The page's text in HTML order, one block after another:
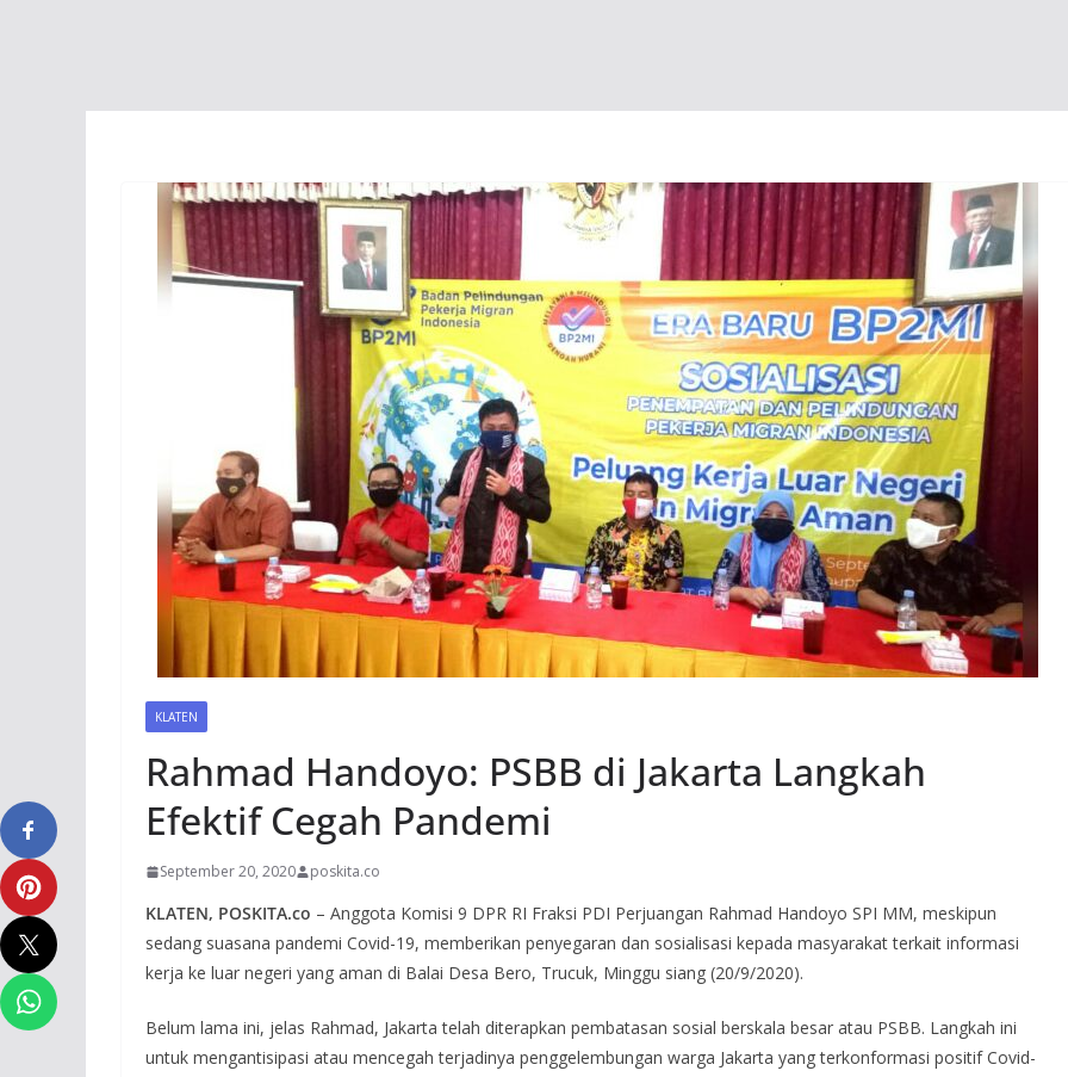
KLATEN
Rahmad Handoyo: PSBB di Jakarta Langkah
Efektif Cegah Pandemi
September 20, 2020 poskita.co
KLATEN, POSKITA.co – Anggota Komisi 9 DPR RI Fraksi PDI Perjuangan Rahmad Handoyo SPI MM, meskipun
sedang suasana pandemi Covid-19, memberikan penyegaran dan sosialisasi kepada masyarakat terkait informasi
kerja ke luar negeri yang aman di Balai Desa Bero, Trucuk, Minggu siang (20/9/2020).
Belum lama ini, jelas Rahmad, Jakarta telah diterapkan pembatasan sosial berskala besar atau PSBB. Langkah ini
untuk mengantisipasi atau mencegah terjadinya penggelembungan warga Jakarta yang terkonformasi positif Covid-